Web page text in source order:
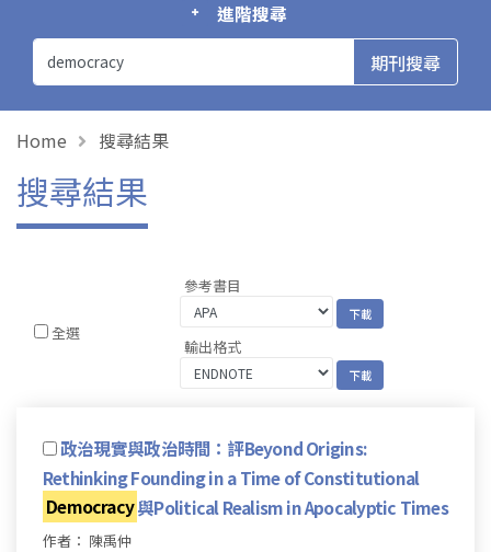
進階搜尋
Home 搜尋結果
搜尋結果
全選
參考書目
輸出格式
政治現實與政治時間：評Beyond Origins:
Rethinking Founding in a Time of Constitutional
Democracy與Political Realism in Apocalyptic Times
作者： 陳禹仲